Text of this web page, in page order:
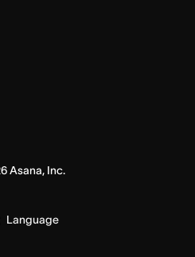
Asana, Inc.
Language